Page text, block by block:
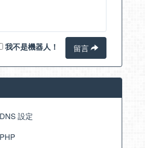
我不是機器人！ 留言
設定